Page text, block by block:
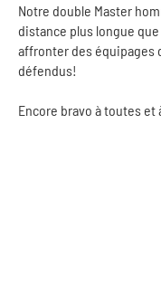
Notre double Master
distance plus longue
affronter des équipages
défendus!
Encore bravo à toutes et